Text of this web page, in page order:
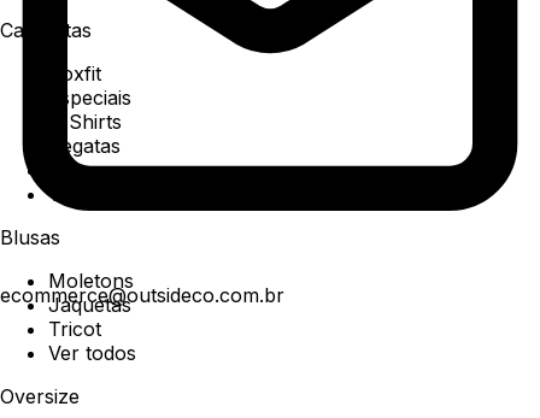
ecommerce@outsideco.com.br
Camisetas
Boxfit
Especiais
T-Shirts
Regatas
Polo
Ver todos
Blusas
Moletons
Jaquetas
Tricot
Ver todos
Oversize